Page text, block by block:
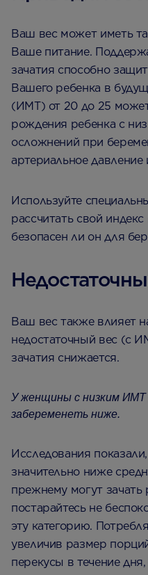
Ваш вес может иметь
Ваше питание.
зачатия способно
Вашего ребенка в
(ИМТ) от 20 до 25
рождения ребенка с
осложнений при
артериальное давление
Используйте
рассчитать свой
безопасен ли он для
Ваш вес также влияет
недостаточный вес (с
зачатия снижается.
У женщины с низким ИМТ
забеременеть ниже.
Исследования
значительно ниже
прежнему могут зачать
постарайтесь не
эту категорию.
увеличив размер
перекусы в течение